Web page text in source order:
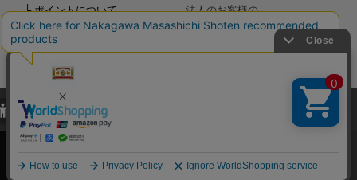
└ ポイントについて
お問い合わせ
法人のお客様の
お問い合わせ
Copyright©2000-2026
Nakagawa Masashichi Shoten All Rights Reserved.
当サイトでは、当サイト内における閲覧履歴・属性情報などの取得およ
び利便性向上のためにクッキー（Cookie）を使用いたします。詳細に
関しては「プライバシーポリシー
承諾する